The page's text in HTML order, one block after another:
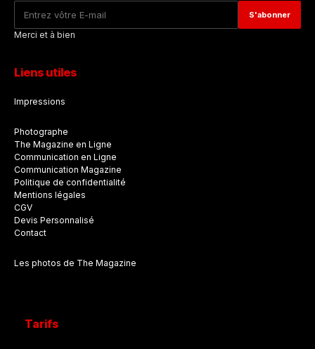
Merci et à bien
Liens utiles
Impressions
Photographe
The Magazine en Ligne
Communication en Ligne
Communication Magazine
Politique de confidentialité
Mentions légales
CGV
Devis Personnalisé
Contact
Les photos de The Magazine
Tarifs